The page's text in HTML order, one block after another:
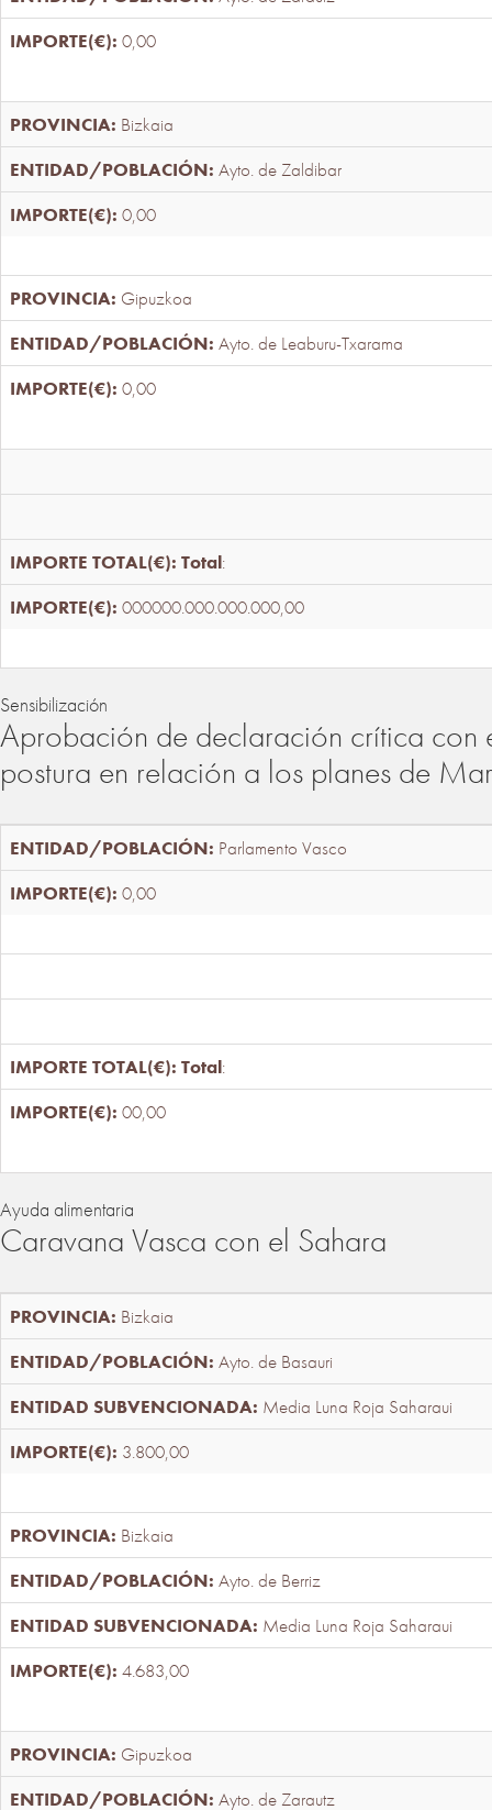
0,00
Bizkaia
Ayto. de Zaldibar
0,00
Gipuzkoa
Ayto. de Leaburu-Txarama
0,00
Total:
000000.000.000.000,00
Sensibilización
Aprobación de declaración crítica con
postura en relación a los planes de
Parlamento Vasco
0,00
Total:
00,00
Ayuda alimentaria
Caravana Vasca con el Sahara
Bizkaia
Ayto. de Basauri
Media Luna Roja Saharaui
3.800,00
Bizkaia
Ayto. de Berriz
Media Luna Roja Saharaui
4.683,00
Gipuzkoa
Ayto. de Zarautz